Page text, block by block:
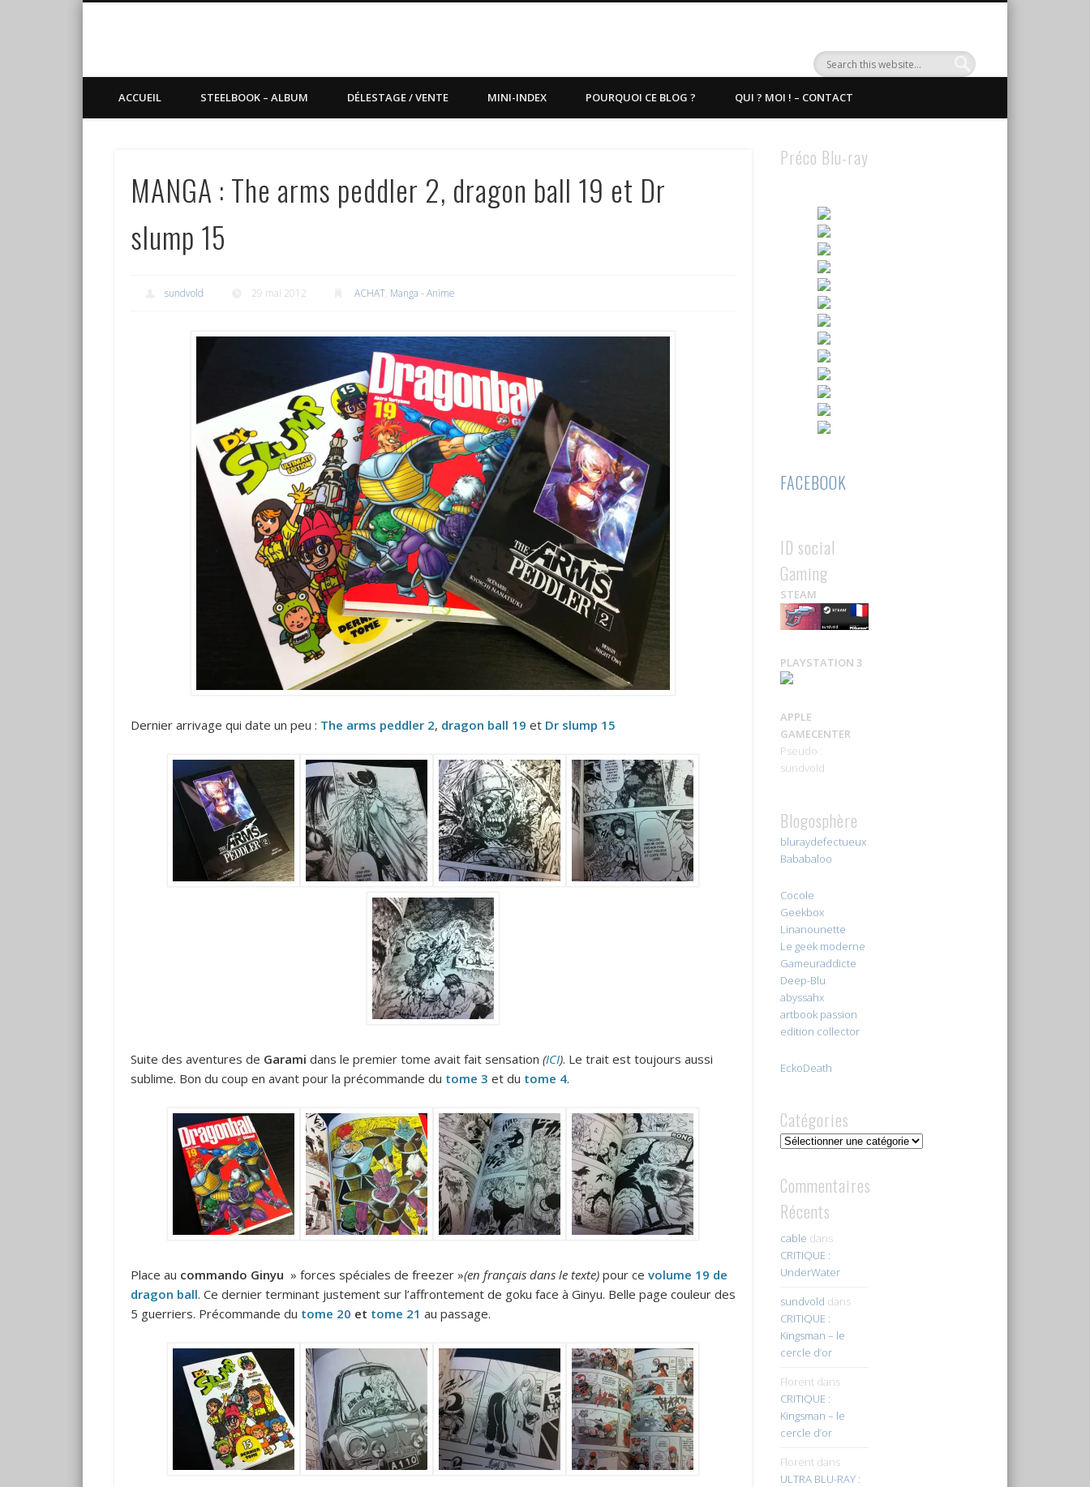
ACCUEIL STEELBOOK – ALBUM DÉLESTAGE / VENTE MINI-INDEX POURQUOI CE BLOG ? QUI ? MOI ! – CONTACT
MANGA : The arms peddler 2, dragon ball 19 et Dr
slump 15
sundvold 29 mai 2012 ACHAT, Manga - Anime
Dernier arrivage qui date un peu : The arms peddler 2, dragon ball 19 et Dr slump 15
Suite des aventures de Garami dans le premier tome avait fait sensation (ICI). Le trait est toujours aussi
sublime. Bon du coup en avant pour la précommande du tome 3 et du tome 4.
Place au commando Ginyu » forces spéciales de freezer »(en français dans le texte)pour ce volume 19 de
dragon ball. Ce dernier terminant justement sur l’affrontement de goku face à Ginyu. Belle page couleur des
5 guerriers. Précommande du tome 20 et tome 21 au passage.
Préco Blu-ray
FACEBOOK
ID social
Gaming
STEAM
PLAYSTATION 3
APPLE
GAMECENTER
Pseudo :
sundvold
Blogosphère
bluraydefectueux
Bababaloo
Cocole
Geekbox
Linanounette
Le geek moderne
Gameuraddicte
Deep-Blu
abyssahx
artbook passion
edition collector
EckoDeath
Catégories
Catégories
Commentaires
Récents
cable dans
CRITIQUE :
UnderWater
sundvold dans
CRITIQUE :
Kingsman – le
cercle d’or
Florentdans
CRITIQUE :
Kingsman – le
cercle d’or
Florentdans
ULTRA BLU-RAY :